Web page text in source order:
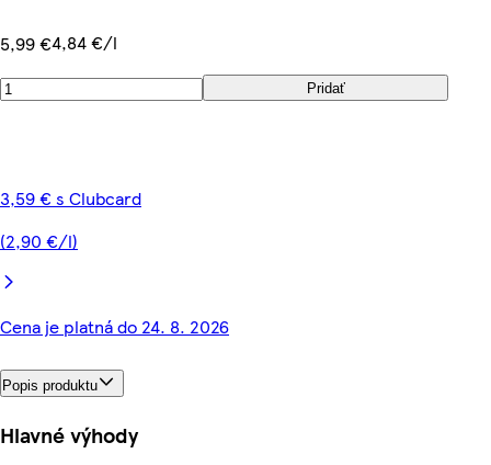
5,99 €4,84 €/l
Pridať
3,59 € s Clubcard
(2,90 €/l)
Cena je platná do 24. 8. 2026
Popis produktu
Hlavné výhody